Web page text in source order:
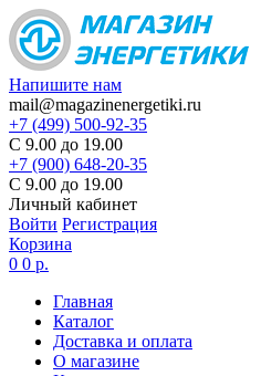
Напишите нам
mail@magazinenergetiki.ru
+7 (499) 500-92-35
С 9.00 до 19.00
+7 (900) 648-20-35
С 9.00 до 19.00
Личный кабинет
Войти Регистрация
Корзина
0 0 р.
Главная
Каталог
Доставка и оплата
О магазине